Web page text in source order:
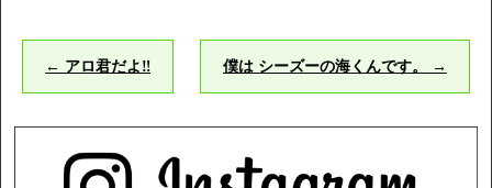
← アロ君だよ‼️ 僕は シーズーの海くんです。 →